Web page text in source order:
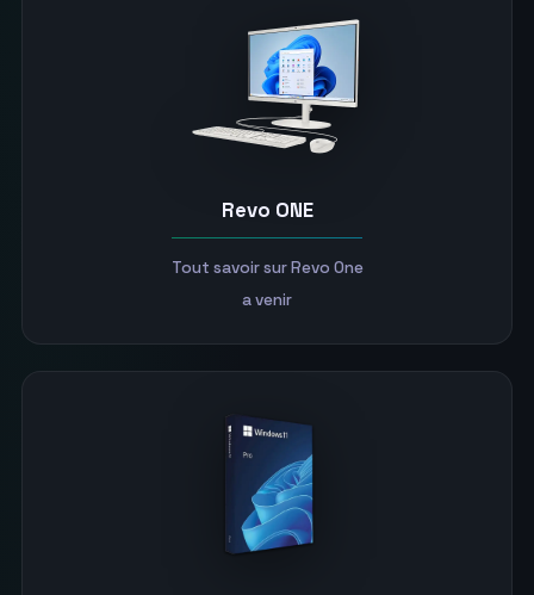
Revo ONE
Tout savoir sur Revo One
a venir